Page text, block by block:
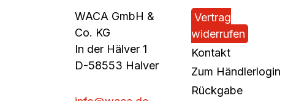
WACA GmbH &
Co. KG
In der Hälver 1
D-58553 Halver
Vertrag
widerrufen
Kontakt
Zum Händlerlogin
Rückgabe